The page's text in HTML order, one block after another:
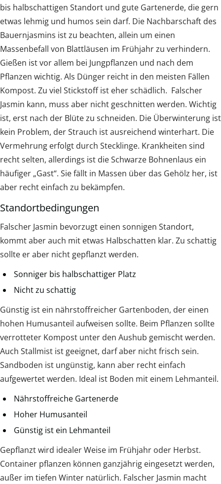
bis halbschattigen Standort und gute Gartenerde, die gern
etwas lehmig und humos sein darf. Die Nachbarschaft des
Bauernjasmins ist zu beachten, allein um einen
Massenbefall von Blattläusen im Frühjahr zu verhindern.
Gießen ist vor allem bei Jungpflanzen und nach dem
Pflanzen wichtig. Als Dünger reicht in den meisten Fällen
Kompost. Zu viel Stickstoff ist eher schädlich. Falscher
Jasmin kann, muss aber nicht geschnitten werden. Wichtig
ist, erst nach der Blüte zu schneiden. Die Überwinterung ist
kein Problem, der Strauch ist ausreichend winterhart. Die
Vermehrung erfolgt durch Stecklinge. Krankheiten sind
recht selten, allerdings ist die Schwarze Bohnenlaus ein
häufiger „Gast“. Sie fällt in Massen über das Gehölz her, ist
aber recht einfach zu bekämpfen.
Standortbedingungen
Falscher Jasmin bevorzugt einen sonnigen Standort,
kommt aber auch mit etwas Halbschatten klar. Zu schattig
sollte er aber nicht gepflanzt werden.
Sonniger bis halbschattiger Platz
Nicht zu schattig
Günstig ist ein nährstoffreicher Gartenboden, der einen
hohen Humusanteil aufweisen sollte. Beim Pflanzen sollte
verrotteter Kompost unter den Aushub gemischt werden.
Auch Stallmist ist geeignet, darf aber nicht frisch sein.
Sandboden ist ungünstig, kann aber recht einfach
aufgewertet werden. Ideal ist Boden mit einem Lehmanteil.
Nährstoffreiche Gartenerde
Hoher Humusanteil
Günstig ist ein Lehmanteil
Gepflanzt wird idealer Weise im Frühjahr oder Herbst.
Container pflanzen können ganzjährig eingesetzt werden,
außer im tiefen Winter natürlich. Falscher Jasmin macht